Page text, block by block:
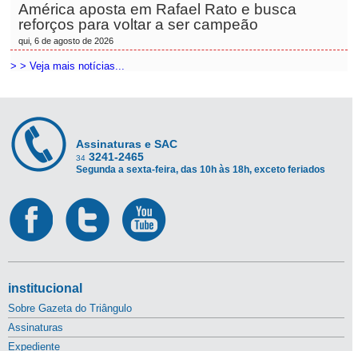
América aposta em Rafael Rato e busca
reforços para voltar a ser campeão
qui, 6 de agosto de 2026
> > Veja mais notícias...
Assinaturas e SAC
34 3241-2465
Segunda a sexta-feira, das 10h às 18h, exceto feriados
institucional
Sobre Gazeta do Triângulo
Assinaturas
Expediente